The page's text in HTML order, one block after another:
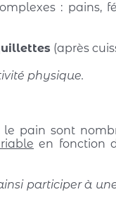
: pains,
(après
physique.
le pain sont
en fonction
participer à